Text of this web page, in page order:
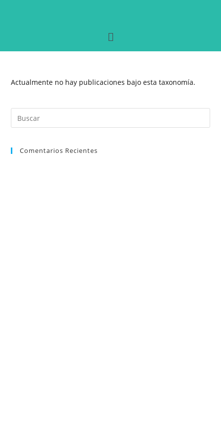
Actualmente no hay publicaciones bajo esta taxonomía.
Comentarios Recientes